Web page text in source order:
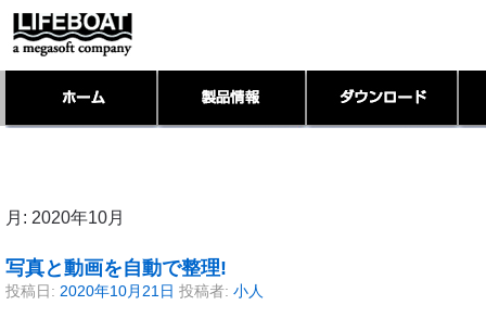
月: 2020年10月
写真と動画を自動で整理!
投稿日: 2020年10月21日 投稿者: 小人